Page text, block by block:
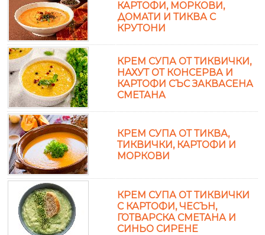
КАРТОФИ, МОРКОВИ,
ДОМАТИ И ТИКВА С
КРУТОНИ
КРЕМ СУПА ОТ ТИКВИЧКИ,
НАХУТ ОТ КОНСЕРВА И
КАРТОФИ СЪС ЗАКВАСЕНА
СМЕТАНА
КРЕМ СУПА ОТ ТИКВА,
ТИКВИЧКИ, КАРТОФИ И
МОРКОВИ
КРЕМ СУПА ОТ ТИКВИЧКИ
С КАРТОФИ, ЧЕСЪН,
ГОТВАРСКА СМЕТАНА И
СИНЬО СИРЕНЕ